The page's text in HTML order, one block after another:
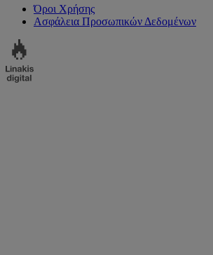
Όροι Χρήσης
Ασφάλεια Προσωπικών Δεδομένων